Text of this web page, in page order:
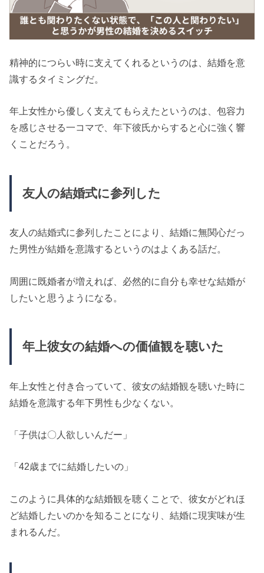
精神的につらい時に支えてくれるというのは、結婚を意
識するタイミングだ。
年上女性から優しく支えてもらえたというのは、包容力
を感じさせる一コマで、年下彼氏からすると心に強く響
くことだろう。
友人の結婚式に参列した
友人の結婚式に参列したことにより、結婚に無関心だっ
た男性が結婚を意識するというのはよくある話だ。
周囲に既婚者が増えれば、必然的に自分も幸せな結婚が
したいと思うようになる。
年上彼女の結婚への価値観を聴いた
年上女性と付き合っていて、彼女の結婚観を聴いた時に
結婚を意識する年下男性も少なくない。
「子供は〇人欲しいんだー」
「42歳までに結婚したいの」
このように具体的な結婚観を聴くことで、彼女がどれほ
ど結婚したいのかを知ることになり、結婚に現実味が生
まれるんだ。